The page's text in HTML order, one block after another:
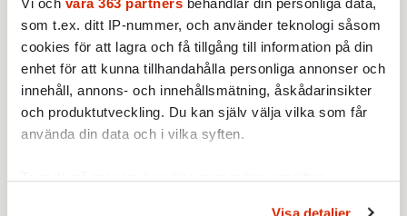
som t.ex. ditt IP-nummer, och använder teknologi såsom
cookies för att lagra och få tillgång till information på din
enhet för att kunna tillhandahålla personliga annonser och
innehåll, annons- och innehållsmätning, åskådarinsikter
och produktutveckling. Du kan själv välja vilka som får
använda din data och i vilka syften.
Ta reda på mer om hur dina personliga uppgifter
Visa detaljer
Publicerad 2010-01-14
Redaktionsbloggen Fokus
Fokus
arroganta mobbaren – inte